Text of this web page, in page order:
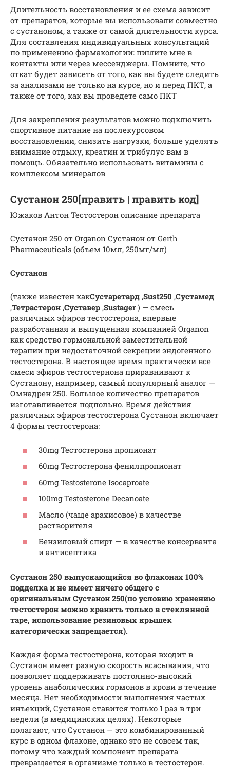
Длительность восстановления и ее схема зависит
от препаратов, которые вы использовали совместно
с сустаноном, а также от самой длительности курса.
Для составления индивидуальных консультаций
по применению фармакологии: пишите мне в
контакты или через мессенджеры. Помните, что
откат будет зависеть от того, как вы будете следить
за анализами не только на курсе, но и перед ПКТ, а
также от того, как вы проведете само ПКТ
Для закрепления результатов можно подключить
спортивное питание на послекурсовом
восстановлении, снизить нагрузки, больше уделять
внимание отдыху, креатин и трибулус вам в
помощь. Обязательно использовать витамины с
комплексом минералов
Сустанон 250[править | править код]
Южаков Антон Тестостерон описание препарата
Сустанон 250 от Organon Сустанон от Gerth
Pharmaceuticals (объем 10мл, 250мг/мл)
Сустанон
(также известен какСустаретард ,Sust250 ,Сустамед
,Тетрастерон ,Суставер ,Sustager) — смесь
различных эфиров тестостерона, впервые
разработанная и выпущенная компанией Organon
как средство гормональной заместительной
терапии при недостаточной секреции эндогенного
тестостерона. В настоящее время практически все
смеси эфиров тестостернона приравнивают к
Сустанону, например, самый популярный аналог —
Омнадрен 250. Большое количество препаратов
изготавливается подпольно. Время действия
различных эфиров тестостерона Сустанон включает
4 формы тестостерона:
30mg Тестостерона пропионат
60mg Тестостерона фенилпропионат
60mg Testosterone Isocaproate
100mg Testosterone Decanoate
Масло (чаще арахисовое) в качестве
растворителя
Бензиловый спирт — в качестве консерванта
и антисептика
Сустанон 250 выпускающийся во флаконах 100%
подделка и не имеет ничего общего с
оригинальным Сустанон 250(по условию хранению
тестостерон можно хранить только в стеклянной
таре, использование резиновых крышек
категорически запрещается).
Каждая форма тестостерона, которая входит в
Сустанон имеет разную скорость всасывания, что
позволяет поддерживать постоянно-высокий
уровень анаболических гормонов в крови в течение
месяца. Нет необходимости выполнения частых
инъекций, Сустанон ставится только 1 раз в три
недели (в медицинских целях). Некоторые
полагают, что Сустанон — это комбинированный
курс в одном флаконе, однако это не совсем так,
потому что каждый компонент препарата
превращается в организме только в тестостерон.